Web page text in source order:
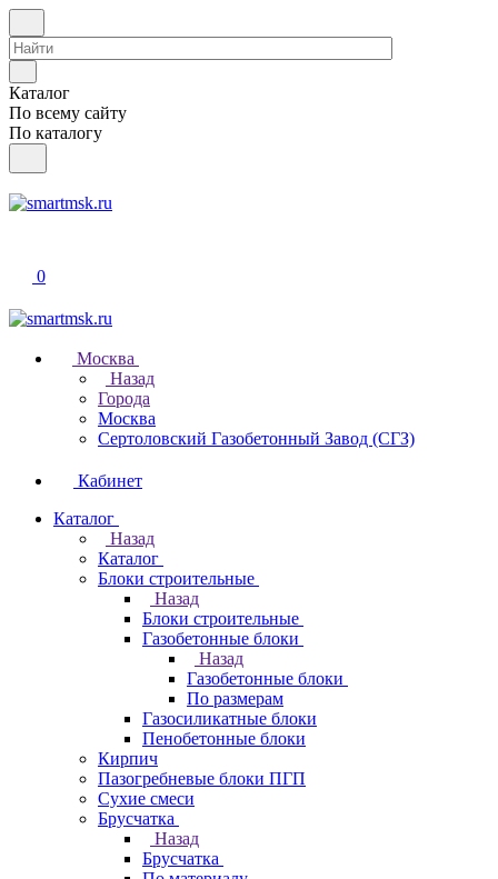
Каталог
По всему сайту
По каталогу
0
Москва
Назад
Города
Москва
Сертоловский Газобетонный Завод (СГЗ)
Кабинет
Каталог
Назад
Каталог
Блоки строительные
Назад
Блоки строительные
Газобетонные блоки
Назад
Газобетонные блоки
По размерам
Газосиликатные блоки
Пенобетонные блоки
Кирпич
Пазогребневые блоки ПГП
Сухие смеси
Брусчатка
Назад
Брусчатка